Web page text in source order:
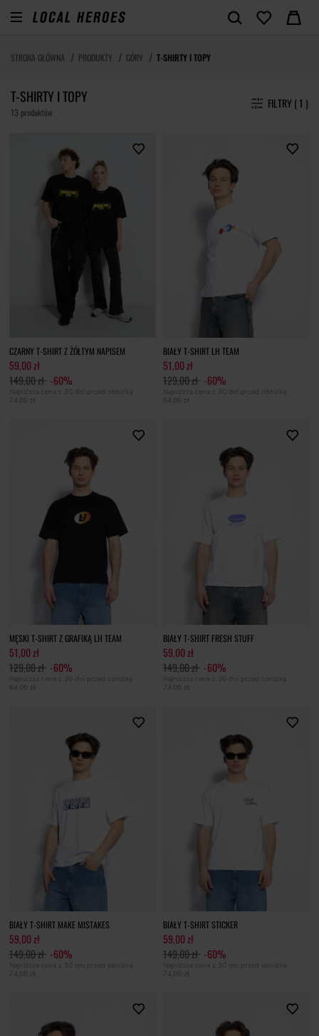
STRONA GŁÓWNA PRODUKTY GÓRY T-SHIRTY I TOPY
T-SHIRTY I TOPY
13 produktów
FILTRY ( 1 )
CZARNY T-SHIRT Z ŻÓŁTYM NAPISEM
59,00 zł
149,00 zł -60%
Najniższa cena z 30 dni przed obniżką
74,00 zł
BIAŁY T-SHIRT LH TEAM
51,00 zł
129,00 zł -60%
Najniższa cena z 30 dni przed obniżką
64,00 zł
MĘSKI T-SHIRT Z GRAFIKĄ LH TEAM
51,00 zł
129,00 zł -60%
Najniższa cena z 30 dni przed obniżką
64,00 zł
BIAŁY T-SHIRT FRESH STUFF
59,00 zł
149,00 zł -60%
Najniższa cena z 30 dni przed obniżką
74,00 zł
BIAŁY T-SHIRT MAKE MISTAKES
59,00 zł
149,00 zł -60%
Najniższa cena z 30 dni przed obniżką
74,00 zł
BIAŁY T-SHIRT STICKER
59,00 zł
149,00 zł -60%
Najniższa cena z 30 dni przed obniżką
74,00 zł